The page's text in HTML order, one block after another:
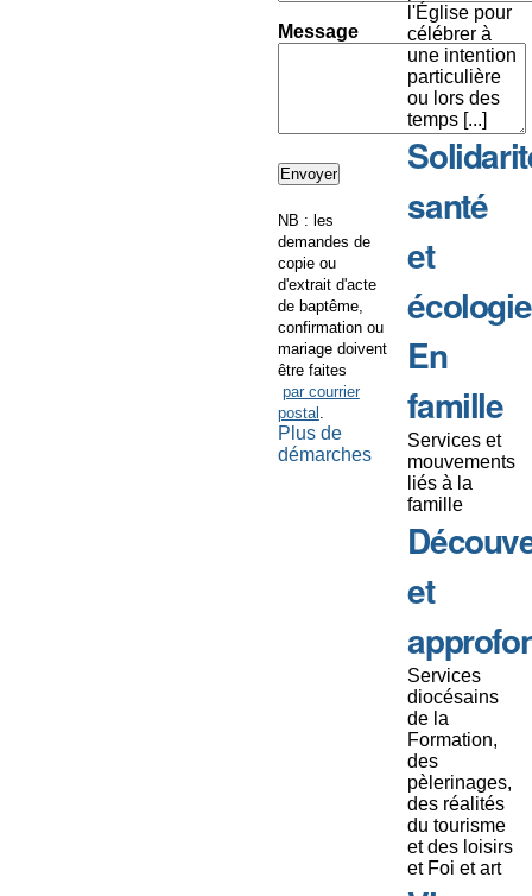
Message
NB : les
demandes de
copie ou
d'extrait d'acte
de baptême,
confirmation ou
mariage doivent
être faites
par courrier
postal .
Plus de
démarches
l'Église pour
célébrer à
une intention
particulière
ou lors des
temps [...]
santé
et
écologie
En
famille
Services et
mouvements
liés à la
famille
et
Services
diocésains
de la
Formation,
des
pèlerinages,
des réalités
du tourisme
et des loisirs
et Foi et art